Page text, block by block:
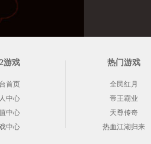
游戏
首页
中心
中心
中心
热门游戏
全民红月
帝王霸业
天尊传奇
热血江湖归来